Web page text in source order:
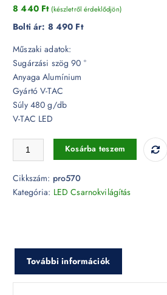
8 440 Ft (készletről érdeklődjön)
Bolti ár: 8 490 Ft
Műszaki adatok:
Sugárzási szög 90 °
Anyaga Alumínium
Gyártó V-TAC
Súly 480 g/db
V-TAC LED
Csarnokvilágítóhoz alumínium bura 90° -
Kosárba teszem
Cikkszám: pro570
Kategória: LED Csarnokvilágítás
További információk